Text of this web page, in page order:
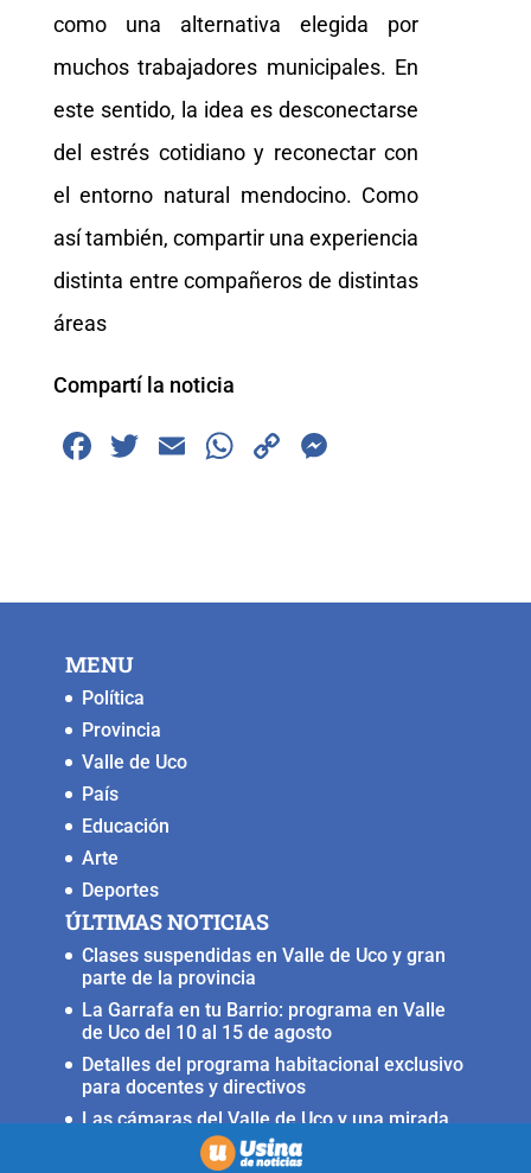
como una alternativa elegida por
muchos trabajadores municipales. En
este sentido, la idea es desconectarse
del estrés cotidiano y reconectar con
el entorno natural mendocino. Como
así también, compartir una experiencia
distinta entre compañeros de distintas
áreas
Compartí la noticia
F
b
o
k
T
E
W
A
C
Li n
MENU
Política
Provincia
Valle de Uco
País
Educación
Arte
Deportes
ÚLTIMAS NOTICIAS
Clases suspendidas en Valle de Uco y gran
parte de la provincia
La Garrafa en tu Barrio: programa en Valle
de Uco del 10 al 15 de agosto
Detalles del programa habitacional exclusivo
para docentes y directivos
Las cámaras del Valle de Uco y una mirada
crítica sobre la crisis con Brasil